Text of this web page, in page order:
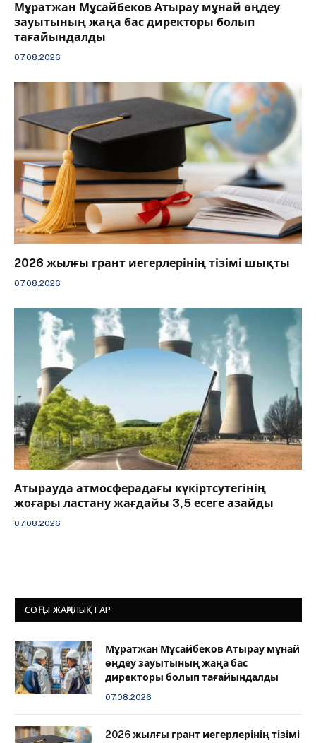
Мұратжан Мұсайбеков Атырау мұнай өңдеу
зауытының жаңа бас директоры болып
тағайындалды
07.08.2026
2026 жылғы грант иегерлерінің тізімі шықты
07.08.2026
Атырауда атмосферадағы күкіртсутегінің
жоғары ластану жағдайы 3,5 есеге азайды
07.08.2026
СОҢҒЫ ЖАҢАЛЫҚТАР
Мұратжан Мұсайбеков Атырау мұнай
өңдеу зауытының жаңа бас
директоры болып тағайындалды
07.08.2026
2026 жылғы грант иегерлерінің тізімі